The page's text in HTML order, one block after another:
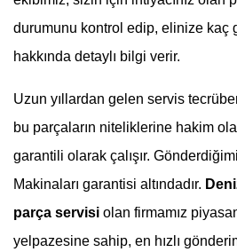
durumunu kontrol edip, elinize kaç
hakkında detaylı bilgi verir.
Uzun yıllardan gelen servis
bu parçaların niteliklerine hakim
garantili olarak çalışır.
Makinaları garantisi altındadır.
parça servisi olan firmamız
yelpazesine sahip, en hızlı